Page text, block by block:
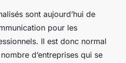
sont aujourd’hui de
pour les
Il est donc normal
d’entreprises qui se